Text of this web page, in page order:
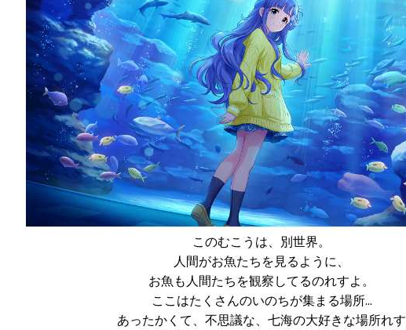
このむこうは、別世界。
人間がお魚たちを見るように、
お魚も人間たちを観察してるのれすよ。
ここはたくさんのいのちが集まる場所…
あったかくて、不思議な、七海の大好きな場所れす